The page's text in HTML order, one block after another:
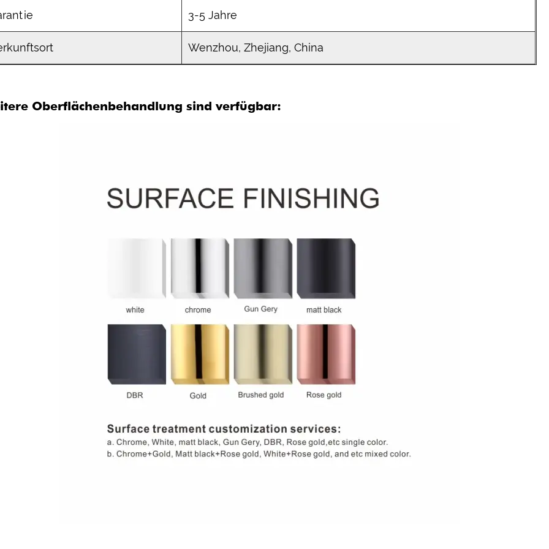
3-5 Jahre
Wenzhou, Zhejiang, China
Oberflächenbehandlung sind verfügbar: